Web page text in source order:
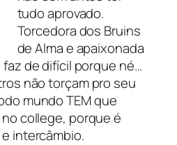
tudo aprovado.
Torcedora dos Bruins
de Alma e apaixonada
de difícil porque né…
não torçam pro seu
mundo TEM que
college, porque é
intercâmbio.